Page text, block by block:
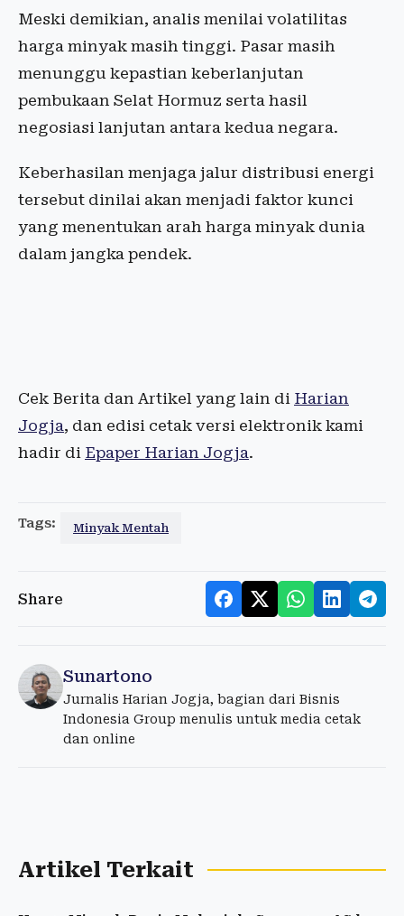
Meski demikian, analis menilai volatilitas
harga minyak masih tinggi. Pasar masih
menunggu kepastian keberlanjutan
pembukaan Selat Hormuz serta hasil
negosiasi lanjutan antara kedua negara.
Keberhasilan menjaga jalur distribusi energi
tersebut dinilai akan menjadi faktor kunci
yang menentukan arah harga minyak dunia
dalam jangka pendek.
Cek Berita dan Artikel yang lain di Harian
Jogja, dan edisi cetak versi elektronik kami
hadir di Epaper Harian Jogja.
Tags: Minyak Mentah
Share
Sunartono
Jurnalis Harian Jogja, bagian dari Bisnis
Indonesia Group menulis untuk media cetak
dan online
Artikel Terkait